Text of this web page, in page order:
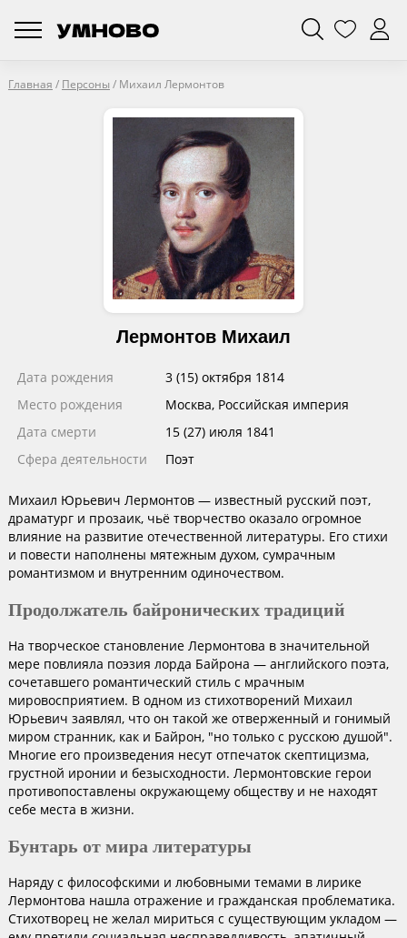
Главная / Персоны / Михаил Лермонтов
Лермонтов Михаил
Дата рождения
3 (15) октября 1814
Место рождения
Москва, Российская империя
Дата смерти
15 (27) июля 1841
Сфера деятельности
Поэт
Михаил Юрьевич Лермонтов — известный русский поэт,
драматург и прозаик, чьё творчество оказало огромное
влияние на развитие отечественной литературы. Его стихи
и повести наполнены мятежным духом, сумрачным
романтизмом и внутренним одиночеством.
Продолжатель байронических традиций
На творческое становление Лермонтова в значительной
мере повлияла поэзия лорда Байрона — английского поэта,
сочетавшего романтический стиль с мрачным
мировосприятием. В одном из стихотворений Михаил
Юрьевич заявлял, что он такой же отверженный и гонимый
миром странник, как и Байрон, "но только с русскою душой".
Многие его произведения несут отпечаток скептицизма,
грустной иронии и безысходности. Лермонтовские герои
противопоставлены окружающему обществу и не находят
себе места в жизни.
Бунтарь от мира литературы
Наряду с философскими и любовными темами в лирике
Лермонтова нашла отражение и гражданская проблематика.
Стихотворец не желал мириться с существующим укладом —